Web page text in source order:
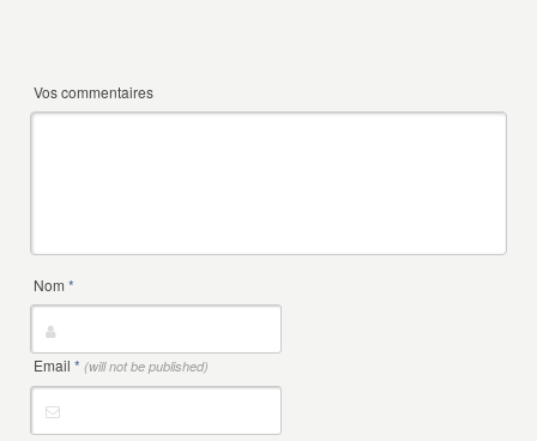
Vos commentaires
Nom*
Email* (will not be published)